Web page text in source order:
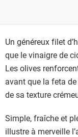
Un généreux filet
que le vinaigre de
Les olives
avant que la feta
de sa texture
Simple, fraîche et
illustre à merveille